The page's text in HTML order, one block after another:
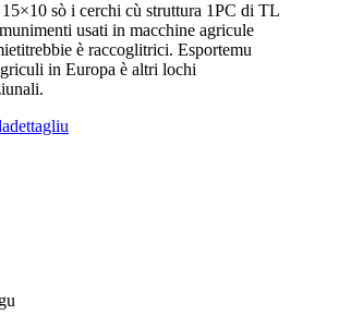
sò i cerchi cù struttura 1PC di TL
usati in macchine agricule
è raccoglitrici. Esportemu
in Europa è altri lochi
dettagliu